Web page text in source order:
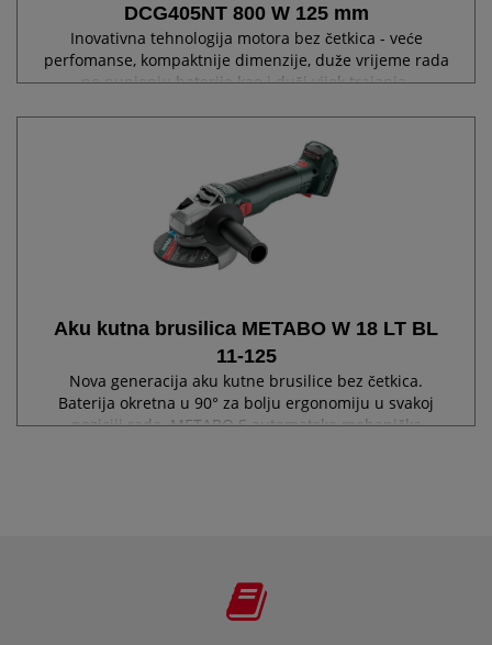
DCG405NT 800 W 125 mm
Inovativna tehnologija motora bez četkica - veće
perfomanse, kompaktnije dimenzije, duže vrijeme rada
po punjenju baterije kao i duži vijek trajanja.
Aku kutna brusilica METABO W 18 LT BL
11-125
Nova generacija aku kutne brusilice bez četkica.
Baterija okretna u 90° za bolju ergonomiju u svakoj
poziciji rada. METABO S automatska mehanička